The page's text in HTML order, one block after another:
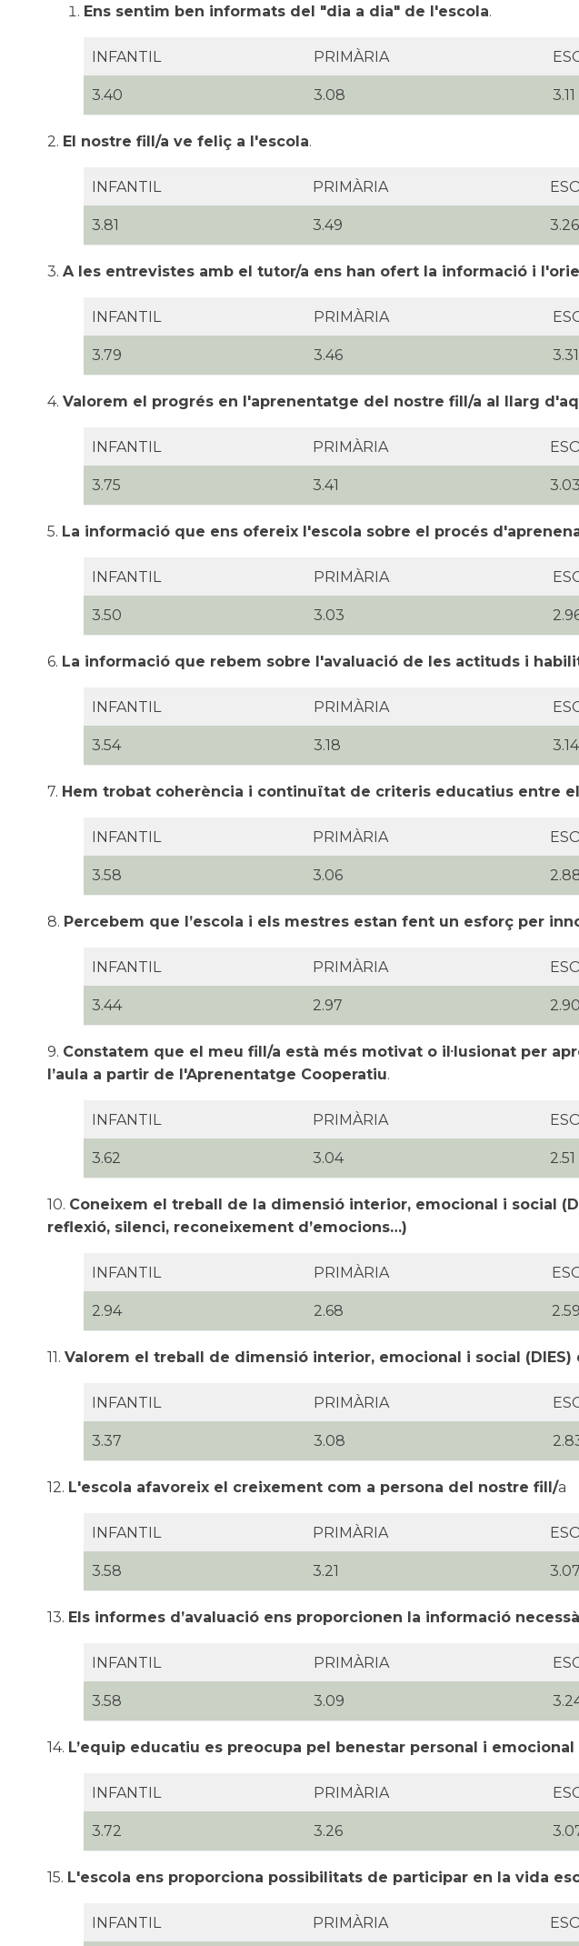
Ens sentim ben informats del "dia a dia" de l'escola.
INFANTIL PRIMÀRIA
3.40 3.08 3.11
2. El nostre fill/a ve feliç a l'escola.
INFANTIL PRIMÀRIA
3.81 3.49 3.26
3. A les entrevistes amb el tutor/a ens han ofert la informació i
INFANTIL PRIMÀRIA
3.79 3.46 3.31
4. Valorem el progrés en l'aprenentatge del nostre fill/a al llarg
INFANTIL PRIMÀRIA
3.75 3.41 3.03
5. La informació que ens ofereix l'escola sobre el procés
INFANTIL PRIMÀRIA
3.50 3.03
6. La informació que rebem sobre l'avaluació de les actituds i
INFANTIL PRIMÀRIA
3.54 3.18 3.14
7. Hem trobat coherència i continuïtat de criteris educatius entre
INFANTIL PRIMÀRIA
3.58 3.06
8. Percebem que l’escola i els mestres estan fent un esforç per
INFANTIL PRIMÀRIA
3.44 2.97 2.90
9. Constatem que el meu fill/a està més motivat o il·lusionat per
l’aula a partir de l'Aprenentatge Cooperatiu.
INFANTIL PRIMÀRIA
3.62 3.04 2.51
10. Coneixem el treball de la dimensió interior, emocional i social
reflexió, silenci, reconeixement d’emocions…)
INFANTIL PRIMÀRIA
2.94 2.68 2.59
11. Valorem el treball de dimensió interior, emocional i social
INFANTIL PRIMÀRIA
3.37 3.08
12. L'escola afavoreix el creixement com a persona del nostre fill/a
INFANTIL PRIMÀRIA
3.58 3.21 3.07
13. Els informes d’avaluació ens proporcionen la informació
INFANTIL PRIMÀRIA
3.58 3.09
14. L’equip educatiu es preocupa pel benestar personal i
INFANTIL PRIMÀRIA
3.72 3.26
15. L'escola ens proporciona possibilitats de participar en la vida
INFANTIL PRIMÀRIA